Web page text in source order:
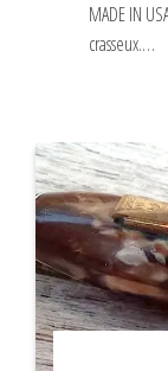
MADE IN
crasseux.…